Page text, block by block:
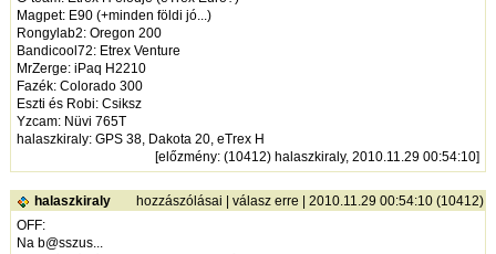
Magpet: E90 (+minden földi jó...)
Rongylab2: Oregon 200
Bandicool72: Etrex Venture
MrZerge: iPaq H2210
Fazék: Colorado 300
Eszti és Robi: Csiksz
Yzcam: Nüvi 765T
halaszkiraly: GPS 38, Dakota 20, eTrex H
[előzmény: (10412) halaszkiraly, 2010.11.29 00:54:10]
halaszkiraly hozzászólásai válasz erre | 2010.11.29 00:54:10 (10412)
OFF:
Na b@sszus...